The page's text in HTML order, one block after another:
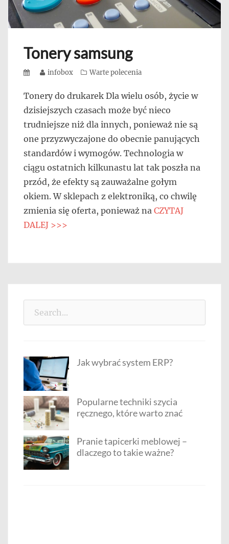
Tonery samsung
PostedAuthor
infobox Categories
Warte polecenia
Tonery do drukarek Dla wielu osób, życie w
dzisiejszych czasach może być nieco
trudniejsze niż dla innych, ponieważ nie są
one przyzwyczajone do obecnie panujących
standardów i wymogów. Technologia w
ciągu ostatnich kilkunastu lat tak poszła na
przód, że efekty są zauważalne gołym
okiem. W sklepach z elektroniką, co chwilę
zmienia się oferta, ponieważ na CZYTAJ
DALEJ >>>
Jak wybrać system ERP?
Popularne techniki szycia
ręcznego, które warto znać
Pranie tapicerki meblowej –
dlaczego to takie ważne?